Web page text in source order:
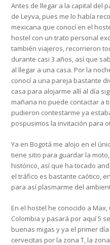
Antes de llegar a la capital del
de Leyva, pues me lo había
mexicana que conocí en el
hostel con un trato personal
también viajeros, recorrieron
durante casi 3 años, así que
al llegar a una casa. Por la
conocí a una pareja bastante
casa para alojarme allí al día
mañana no puede contactar a
pudieron contestarme ya
pospusimos la invitación para
Ya en Bogotá me alojo en el
tiene sitio para guardar la
histórico, así que ha tocado
el tráfico es bastante caótico,
para así plasmarme del
En el hostel he conocido a
Colombia y pasará por aquí 5
buenas migas y ya el primer
cervecitas por la zona T, la